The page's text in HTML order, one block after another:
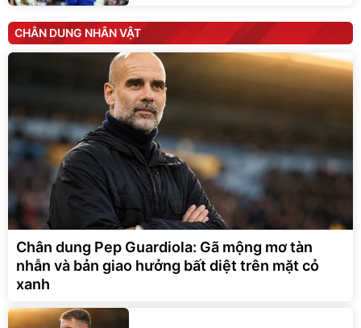
CHÂN DUNG NHÂN VẬT
Chân dung Pep Guardiola: Gã mộng mơ tàn
nhẫn và bản giao hưởng bất diệt trên mặt cỏ
xanh